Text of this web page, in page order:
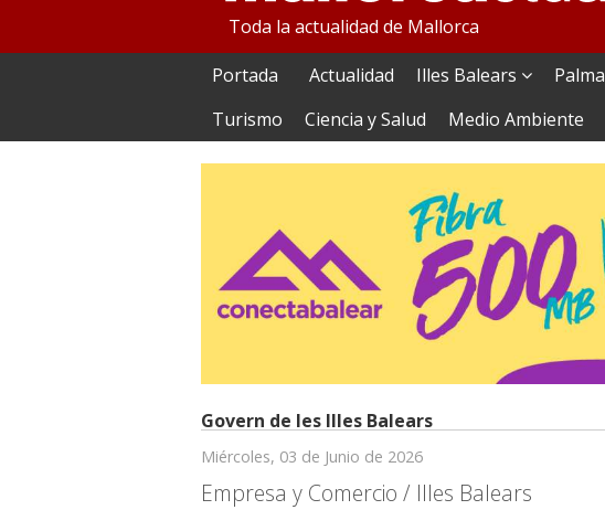
Toda la actualidad de Mallorca
Portada Actualidad Illes Balears Palma
Turismo
Ciencia y Salud Medio Ambiente
Govern de les Illes Balears
Miércoles, 03 de Junio de 2026
Empresa y Comercio / Illes Balears